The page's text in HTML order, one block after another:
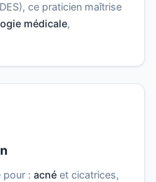
ce praticien maîtrise
médicale,
pour : acné et cicatrices,